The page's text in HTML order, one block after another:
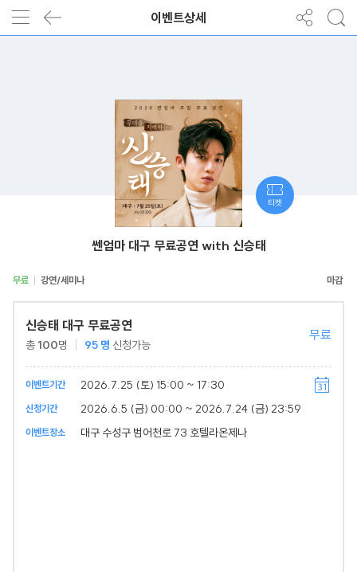
이벤트상세
쎈엄마 대구 무료공연 with 신승태
무료 강연/세미나
신승태 대구 무료공연
총100명 95 명 신청가능
무료
이벤트기간 2026.7.25 (토) 15:00 ~ 17:30
신청기간 2026.6.5 (금) 00:00 ~ 2026.7.24 (금) 23:59
이벤트장소 대구 수성구 범어천로 73 호텔라온제나
티켓